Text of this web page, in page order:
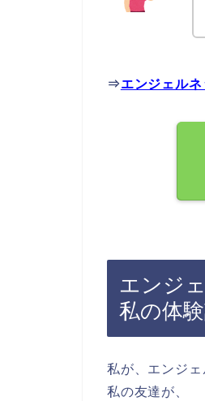
⇒エンジェル
エンジ
私の体
私が、エンジ
私の友達が、